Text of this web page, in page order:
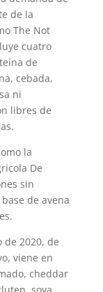
de la
The Not
cuatro
de
cebada,
ni
libres de
la
De
sin
de avena
de 2020, de
viene en
cheddar
soya,